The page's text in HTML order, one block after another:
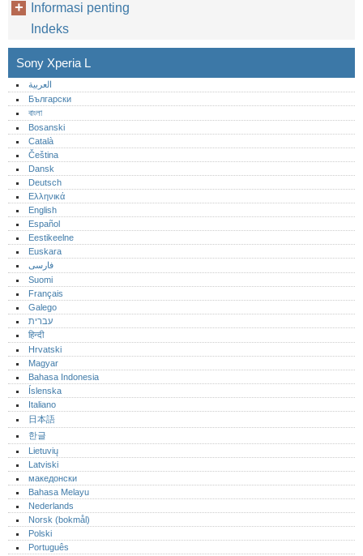
Informasi penting
Indeks
Sony Xperia L
العربية
Български
বাংলা
Bosanski
Català
Čeština
Dansk
Deutsch
Ελληνικά
English
Español
Eestikeelne
Euskara
فارسی
Suomi
Français
Galego
עברית
हिन्दी
Hrvatski
Magyar
Bahasa Indonesia
Íslenska
Italiano
日本語
한글
Lietuvių
Latviski
македонски
Bahasa Melayu
Nederlands
Norsk (bokmål)‎
Polski
Português‎